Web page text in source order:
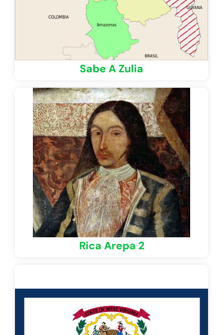
Sabe A Zulia
Rica Arepa 2